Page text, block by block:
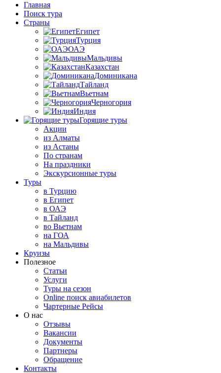
Главная
Поиск тура
Страны
Египет
Турция
ОАЭ
Мальдивы
Казахстан
Доминикана
Тайланд
Вьетнам
Черногория
Индия
Горящие туры
Акции
из Алматы
из Астаны
По странам
На праздники
Экскурсионные туры
Туры
в Турцию
в Египет
в ОАЭ
в Тайланд
во Вьетнам
на ГОА
на Мальдивы
Круизы
Полезное
Статьи
Услуги
Туры на сезон
Online поиск авиабилетов
Чартерные Рейсы
О нас
Отзывы
Вакансии
Документы
Партнеры
Обращение
Контакты